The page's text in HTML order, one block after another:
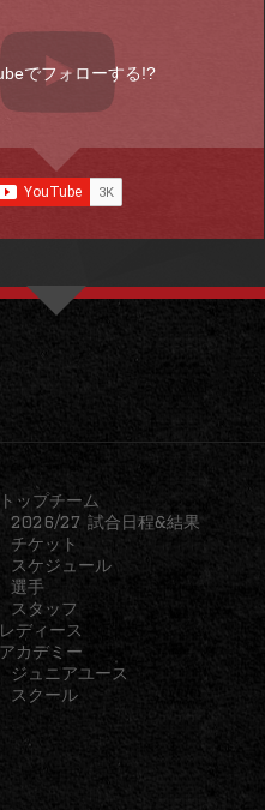
でフォローする!?
トップチーム
2026/27 試合日程&結果
チケット
スケジュール
選手
スタッフ
レディース
アカデミー
ジュニアユース
スクール